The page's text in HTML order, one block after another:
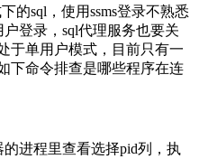
的sql，使用ssms登录不熟悉
登录，sql代理服务也要关
于单用户模式，目前只有一
下命令排查是哪些程序在连
进程里查看选择pid列，执